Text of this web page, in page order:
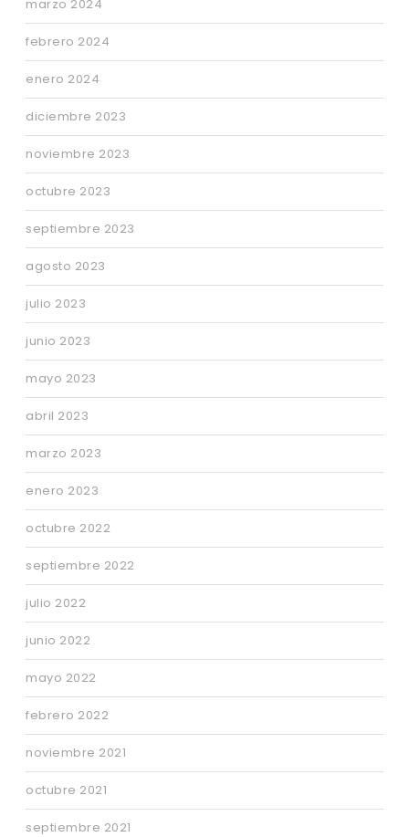
marzo 2024
febrero 2024
enero 2024
diciembre 2023
noviembre 2023
octubre 2023
septiembre 2023
agosto 2023
julio 2023
junio 2023
mayo 2023
abril 2023
marzo 2023
enero 2023
octubre 2022
septiembre 2022
julio 2022
junio 2022
mayo 2022
febrero 2022
noviembre 2021
octubre 2021
septiembre 2021